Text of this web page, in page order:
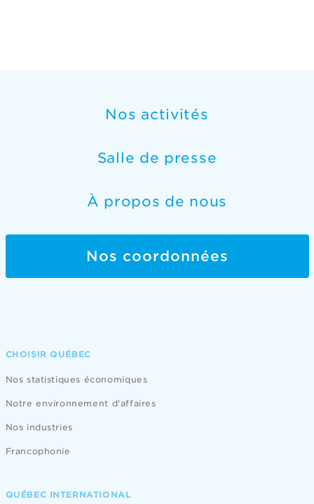
Nos activités
Salle de presse
À propos de nous
Nos coordonnées
CHOISIR QUÉBEC
Nos statistiques économiques
Notre environnement d'affaires
Nos industries
Francophonie
QUÉBEC INTERNATIONAL